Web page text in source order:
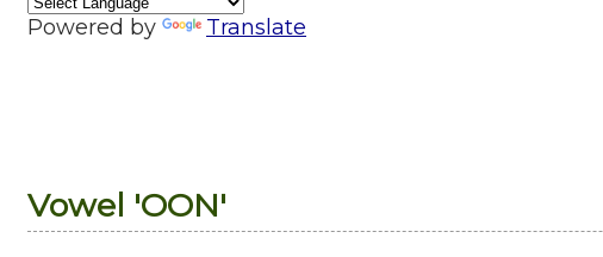
Powered by Translate
Vowel 'OON'